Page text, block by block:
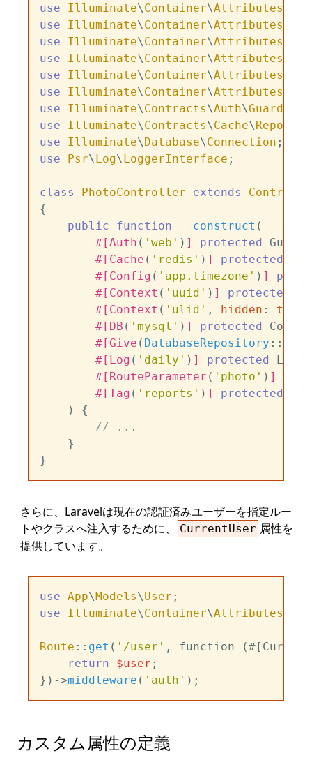
use
Illuminate\Container\Attributes
use
Illuminate\Container\Attributes
use
Illuminate\Container\Attributes
use
Illuminate\Container\Attributes
use
Illuminate\Container\Attributes
use
Illuminate\Container\Attributes
use
Illuminate\Contracts\Auth\Guard
use
Illuminate\Contracts\Cache\
use
Illuminate\Database\Connection
use
Psr\Log\LoggerInterface ;
class PhotoController extends
{
public
function __construct (
#[Auth ( 'web' ) ] protected Guard
#[Cache ( 'redis' ) ] protected
#[Config ( 'app.timezone' ) ]
#[Context ( 'uuid' ) ] protected
#[Context ( 'ulid' , hidden : true
#[DB ( 'mysql' ) ] protected
#[Give ( DatabaseRepository ::
#[Log ( 'daily' ) ] protected
#[RouteParameter ( 'photo' ) ]
#[Tag ( 'reports' ) ] protected
) {
// ...
    }
さらに、Laravelは現在の認証済みユーザーを指定ルー
トやクラスへ注入するために、
CurrentUser 属性を
提供しています。
use App\Models\User
use
Illuminate\Container\Attributes
Route :: get ( '/user' , function
return
$user ;
})->middleware ( 'auth'
カスタム属性の定義